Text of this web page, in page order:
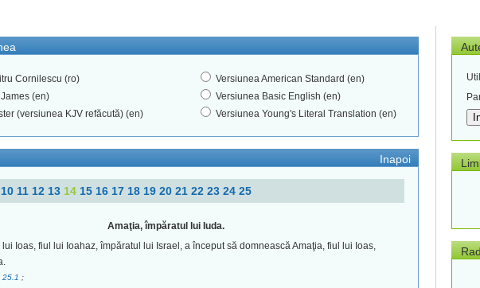
Cornilescu (ro)
(en)
(versiunea KJV refăcută) (en)
Versiunea American Standard (en)
Versiunea Basic English (en)
Versiunea Young's Literal Translation (en)
Inapoi
10 11 12 13 14 15 16 17 18 19 20 21 22 23 24 25
Amaţia, împăratul lui Iuda.
lui Ioas, fiul lui Ioahaz, împăratul lui Israel, a început să domnească Amaţia, fiul lui Ioas,
25.1 ;